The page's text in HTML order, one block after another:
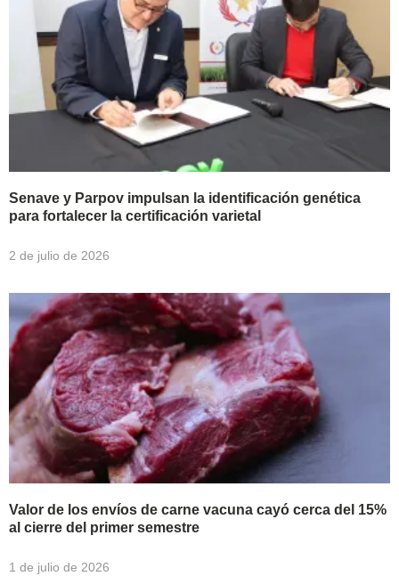
Senave y Parpov impulsan la identificación genética
para fortalecer la certificación varietal
2 de julio de 2026
Valor de los envíos de carne vacuna cayó cerca del 15%
al cierre del primer semestre
1 de julio de 2026